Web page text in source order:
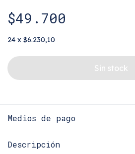
$49.700
24 x $6.230,10
Medios de pago
Descripción